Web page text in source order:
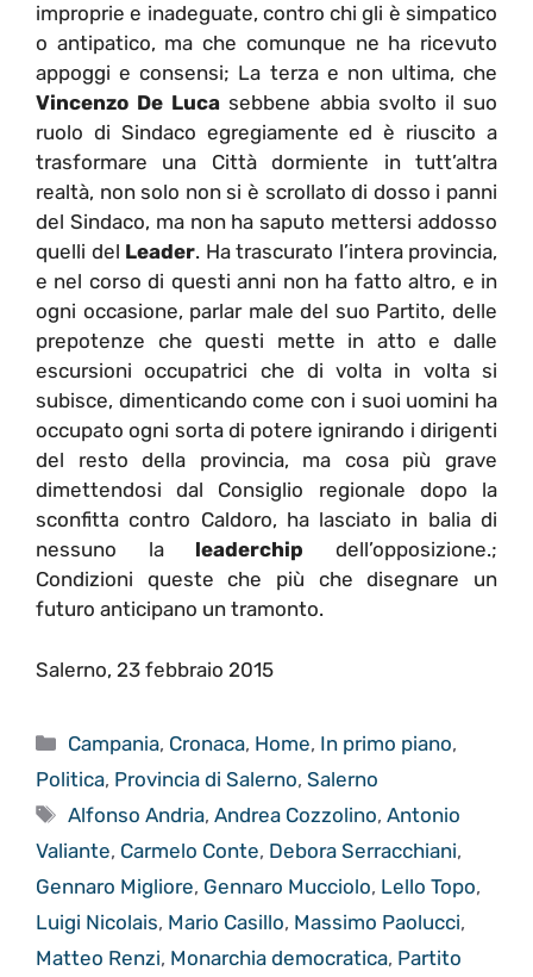
improprie e inadeguate, contro chi gli è simpatico
o antipatico, ma che comunque ne ha ricevuto
appoggi e consensi; La terza e non ultima, che
Vincenzo De Luca sebbene abbia svolto il suo
ruolo di Sindaco egregiamente ed è riuscito a
trasformare una Città dormiente in tutt’altra
realtà, non solo non si è scrollato di dosso i panni
del Sindaco, ma non ha saputo mettersi addosso
quelli del Leader. Ha trascurato l’intera provincia,
e nel corso di questi anni non ha fatto altro, e in
ogni occasione, parlar male del suo Partito, delle
prepotenze che questi mette in atto e dalle
escursioni occupatrici che di volta in volta si
subisce, dimenticando come con i suoi uomini ha
occupato ogni sorta di potere ignirando i dirigenti
del resto della provincia, ma cosa più grave
dimettendosi dal Consiglio regionale dopo la
sconfitta contro Caldoro, ha lasciato in balia di
nessuno la leaderchip dell’opposizione.;
Condizioni queste che più che disegnare un
futuro anticipano un tramonto.
Salerno, 23 febbraio 2015
Categorie
Campania, Cronaca, Home, In primo piano,
Politica, Provincia di Salerno, Salerno
Tag
Alfonso Andria,Andrea Cozzolino,Antonio
Valiante, Carmelo Conte, Debora Serracchiani,
Gennaro Migliore, Gennaro Mucciolo, Lello Topo,
Luigi Nicolais, Mario Casillo, Massimo Paolucci,
Matteo Renzi, Monarchia democratica, Partito